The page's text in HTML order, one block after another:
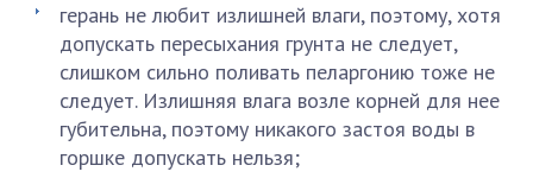
герань не любит излишней влаги, поэтому, хотя
допускать пересыхания грунта не следует,
слишком сильно поливать пеларгонию тоже не
следует. Излишняя влага возле корней для нее
губительна, поэтому никакого застоя воды в
горшке допускать нельзя;